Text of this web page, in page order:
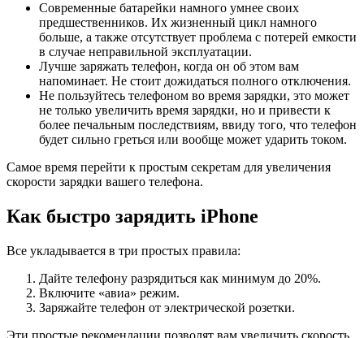
Современные батарейки намного умнее своих
предшественников. Их жизненный цикл намного
больше, а также отсутствует проблема с потерей емкости
в случае неправильной эксплуатации.
Лучше заряжать телефон, когда он об этом вам
напоминает. Не стоит дожидаться полного отключения.
Не пользуйтесь телефоном во время зарядки, это может
не только увеличить время зарядки, но и привести к
более печальным последствиям, ввиду того, что телефон
будет сильно греться или вообще может ударить током.
Самое время перейти к простым секретам для увеличения
скорости зарядки вашего телефона.
Как быстро зарядить iPhone
Все укладывается в три простых правила:
Дайте телефону разрядиться как минимум до 20%.
Включите «авиа» режим.
Заряжайте телефон от электрической розетки.
Эти простые рекомендации позволят вам увеличить скорость